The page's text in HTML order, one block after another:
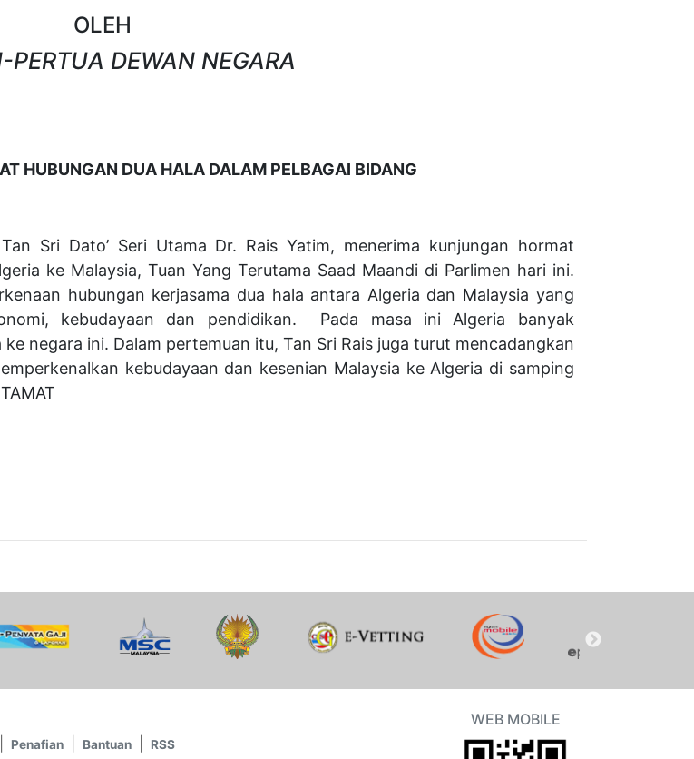
OLEH
PERTUA DEWAN NEGARA
HUBUNGAN DUA HALA DALAM PELBAGAI BIDANG
Sri Dato’ Seri Utama Dr. Rais Yatim, menerima kunjungan hormat
ke Malaysia, Tuan Yang Terutama Saad Maandi di Parlimen hari ini.
hubungan kerjasama dua hala antara Algeria dan Malaysia yang
kebudayaan dan pendidikan. Pada masa ini Algeria banyak
negara ini. Dalam pertemuan itu, Tan Sri Rais juga turut mencadangkan
kebudayaan dan kesenian Malaysia ke Algeria di samping
Penafian Bantuan RSS
WEB MOBILE